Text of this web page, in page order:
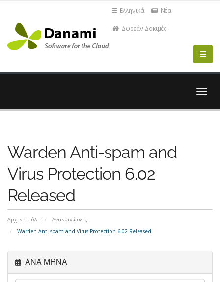
Ελληνικά Νέα
Δωρεάν Δοκιμές
Warden Anti-spam and
Virus Protection 6.02
Released
Αρχική Πύλη
Ανακοινώσεις
Warden Anti-spam and Virus Protection 6.02 Released
ΑΝΆ ΜΉΝΑ